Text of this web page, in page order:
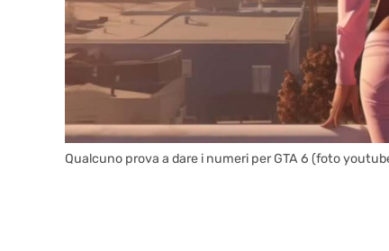
Qualcuno prova a dare i numeri per GTA 6 (foto